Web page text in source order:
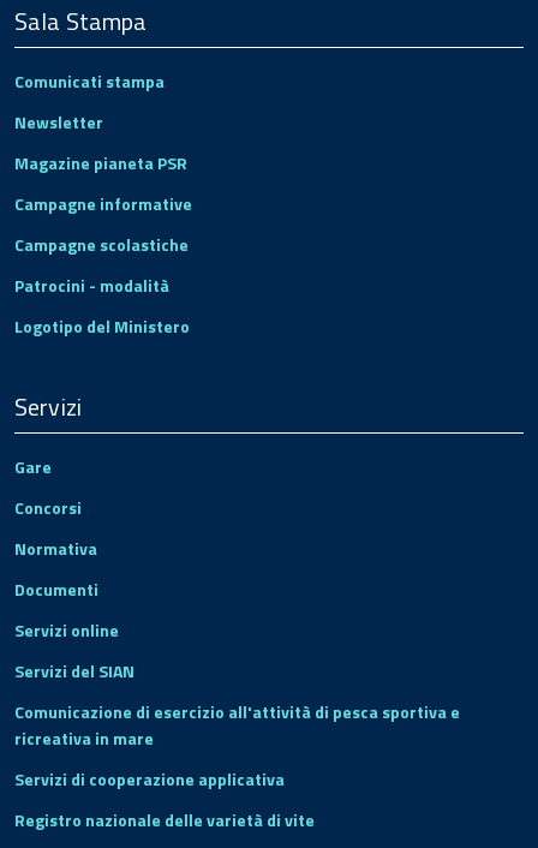
Sala Stampa
Comunicati stampa
Newsletter
Magazine pianeta PSR
Campagne informative
Campagne scolastiche
Patrocini - modalità
Logotipo del Ministero
Servizi
Gare
Concorsi
Normativa
Documenti
Servizi online
Servizi del SIAN
Comunicazione di esercizio all'attività di pesca sportiva e
ricreativa in mare
Servizi di cooperazione applicativa
Registro nazionale delle varietà di vite